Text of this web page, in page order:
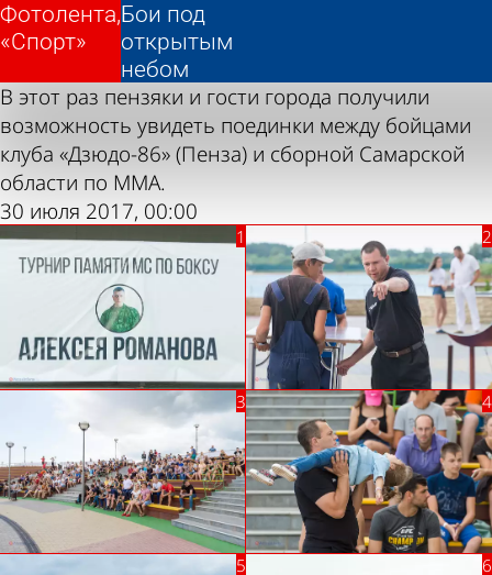
Бои под
открытым
небом
Фотолента,
«Спорт»
В этот раз пензяки и гости города получили
возможность увидеть поединки между бойцами
клуба «Дзюдо-86» (Пенза) и сборной Самарской
области по ММА.
30 июля 2017, 00:00
Бои под
открытым
небом
Фотолента,
«Спорт»